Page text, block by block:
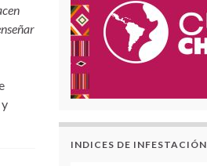
INDICES DE INFESTACIÓN